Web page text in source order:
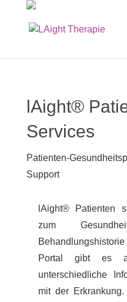
lAight®
Services
Patienten-
Support
lAight® Patienten
zum
Portal gibt es
unterschiedliche
mit der